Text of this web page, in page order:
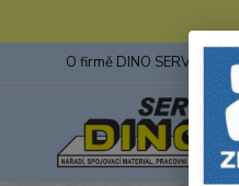
O firmě DINO SERVIS s.r.o.